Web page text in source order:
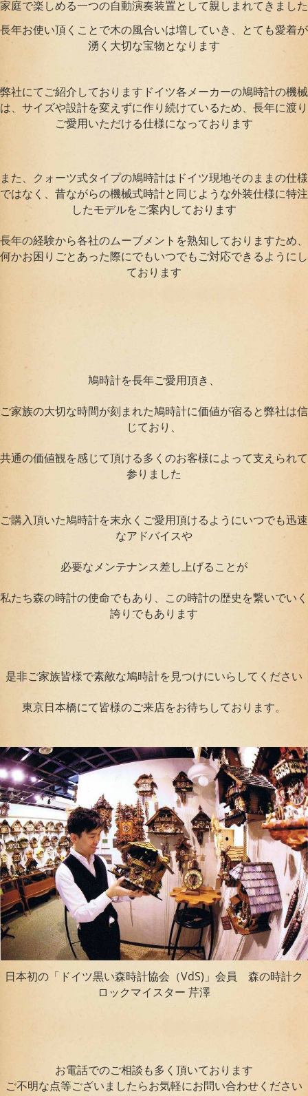
家庭で楽しめる一つの自動演奏装置として親しまれてきました
長年お使い頂くことで木の風合いは増していき、とても愛着が
湧く大切な宝物となります
弊社にてご紹介しておりますドイツ各メーカーの鳩時計の機械
は、サイズや設計を変えずに作り続けているため、長年に渡り
ご愛用いただける仕様になっております
また、クォーツ式タイプの鳩時計はドイツ現地そのままの仕様
ではなく、昔ながらの機械式時計と同じような外装仕様に特注
したモデルをご案内しております
長年の経験から各社のムーブメントを熟知しておりますため、
何かお困りごとあった際にでもいつでもご対応できるようにし
ております
鳩時計を長年ご愛用頂き、
ご家族の大切な時間が刻まれた鳩時計に価値が宿ると弊社は信
じており、
共通の価値観を感じて頂ける多くのお客様によって支えられて
参りました
ご購入頂いた鳩時計を末永くご愛用頂けるようにいつでも迅速
なアドバイスや
必要なメンテナンス差し上げることが
私たち森の時計の使命でもあり、この時計の歴史を繋いでいく
誇りでもあります
是非ご家族皆様で素敵な鳩時計を見つけにいらしてください
東京日本橋にて皆様のご来店をお待ちしております。
日本初の「ドイツ黒い森時計協会（VdS)」会員 森の時計ク
ロックマイスター 芹澤
お電話でのご相談も多く頂いております
ご不明な点等ございましたらお気軽にお問い合わせください